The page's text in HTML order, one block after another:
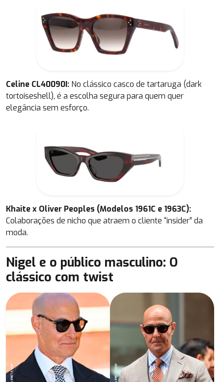
Celine CL40090I: No clássico casco de tartaruga (dark
tortoiseshell), é a escolha segura para quem quer
elegância sem esforço.
Khaite x Oliver Peoples (Modelos 1961C e 1963C):
Colaborações de nicho que atraem o cliente “insider” da
moda.
Nigel e o público masculino: O
clássico com twist